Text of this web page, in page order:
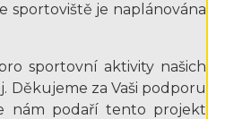
sportoviště je naplánována
sportovní aktivity našich
Děkujeme za Vaši podporu
nám podaří tento projekt